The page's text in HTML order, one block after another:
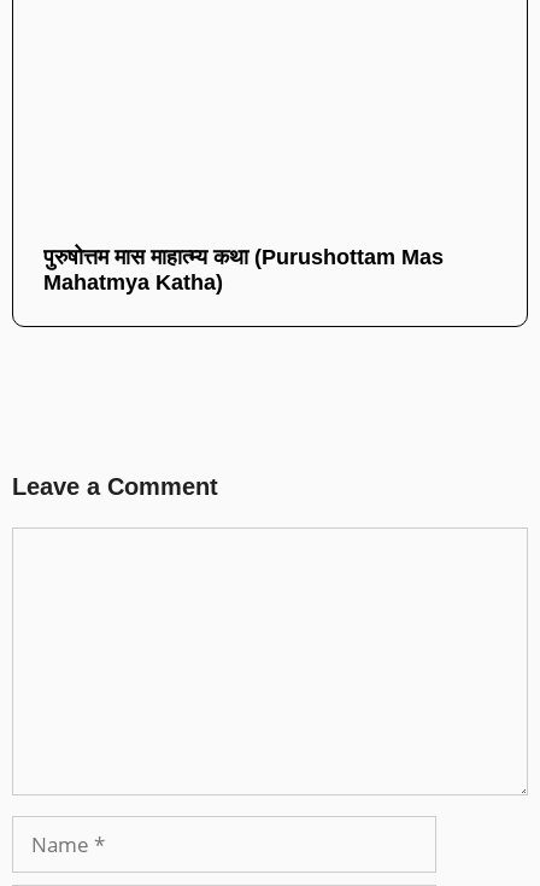
पुरुषोत्तम मास माहात्म्य कथा (Purushottam Mas
Mahatmya Katha)
Leave a Comment